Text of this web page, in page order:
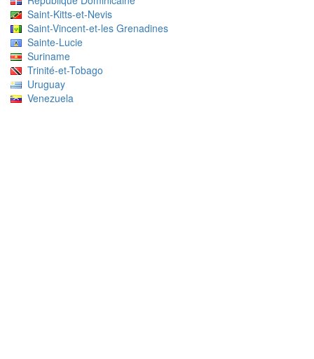
Saint-Kitts-et-Nevis
Saint-Vincent-et-les Grenadines
Sainte-Lucie
Suriname
Trinité-et-Tobago
Uruguay
Venezuela